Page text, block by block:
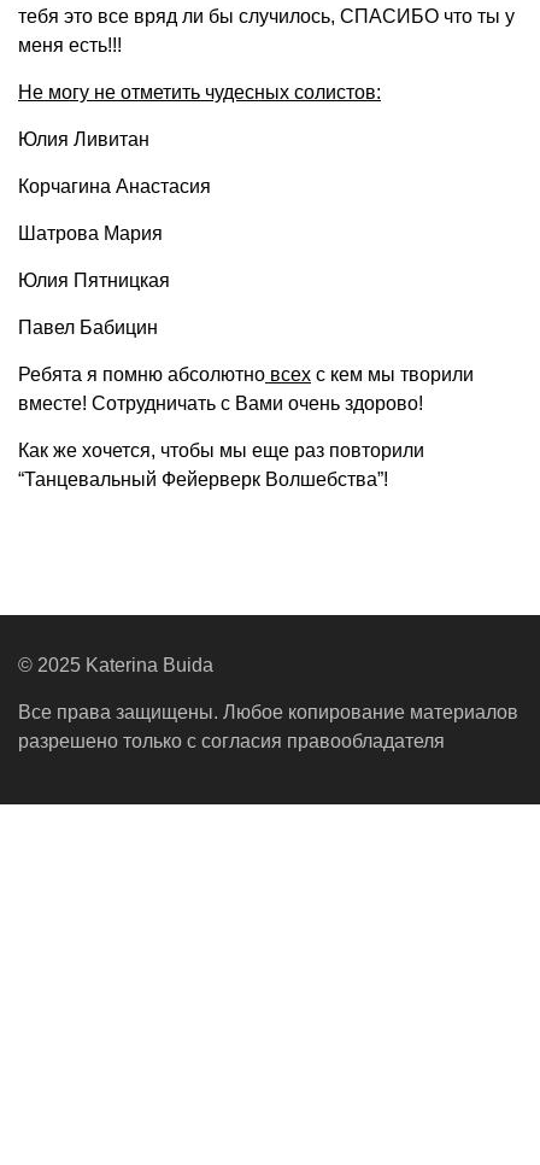
тебя это все вряд ли бы случилось, СПАСИБО что ты у
меня есть!!!
Не могу не отметить чудесных солистов:
Юлия Ливитан
Корчагина Анастасия
Шатрова Мария
Юлия Пятницкая
Павел Бабицин
Ребята я помню абсолютно всех с кем мы творили
вместе! Сотрудничать с Вами очень здорово!
Как же хочется, чтобы мы еще раз повторили
“Танцевальный Фейерверк Волшебства”!
© 2025 Katerina Buida
Все права защищены. Любое копирование материалов
разрешено только с согласия правообладателя